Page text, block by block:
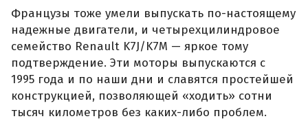
Французы тоже умели выпускать по-настоящему
надежные двигатели, и четырехцилиндровое
семейство Renault K7J/K7M — яркое тому
подтверждение. Эти моторы выпускаются с
1995 года и по наши дни и славятся простейшей
конструкцией, позволяющей «ходить» сотни
тысяч километров без каких-либо проблем.